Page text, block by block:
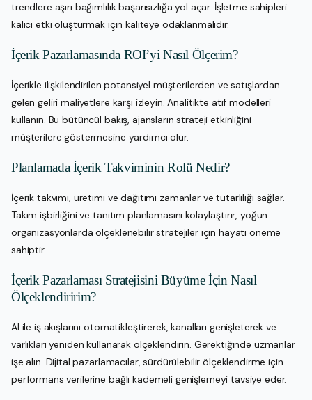
trendlere aşırı bağımlılık başarısızlığa yol açar. İşletme sahipleri
kalıcı etki oluşturmak için kaliteye odaklanmalıdır.
İçerik Pazarlamasında ROI’yi Nasıl Ölçerim?
İçerikle ilişkilendirilen potansiyel müşterilerden ve satışlardan
gelen geliri maliyetlere karşı izleyin. Analitikte atıf modelleri
kullanın. Bu bütüncül bakış, ajansların strateji etkinliğini
müşterilere göstermesine yardımcı olur.
Planlamada İçerik Takviminin Rolü Nedir?
İçerik takvimi, üretimi ve dağıtımı zamanlar ve tutarlılığı sağlar.
Takım işbirliğini ve tanıtım planlamasını kolaylaştırır, yoğun
organizasyonlarda ölçeklenebilir stratejiler için hayati öneme
sahiptir.
İçerik Pazarlaması Stratejisini Büyüme İçin Nasıl
Ölçeklendiririm?
AI ile iş akışlarını otomatikleştirerek, kanalları genişleterek ve
varlıkları yeniden kullanarak ölçeklendirin. Gerektiğinde uzmanlar
işe alın. Dijital pazarlamacılar, sürdürülebilir ölçeklendirme için
performans verilerine bağlı kademeli genişlemeyi tavsiye eder.